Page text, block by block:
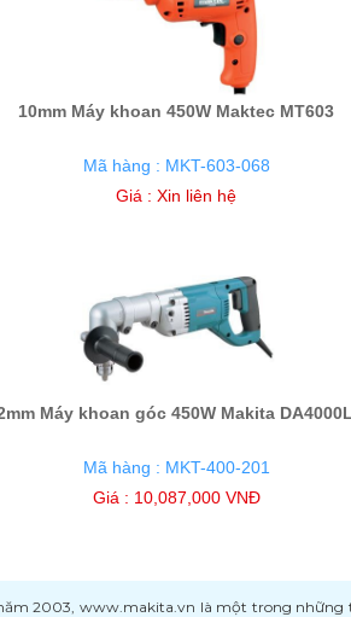
10mm Máy khoan 450W Maktec MT603
Mã hàng : MKT-603-068
Giá : Xin liên hệ
Máy khoan góc 450W Makita
Mã hàng : MKT-400-201
Giá : 10,087,000 VNĐ
2003, www.makita.vn là một trong